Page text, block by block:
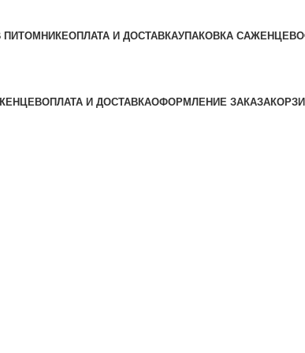
ПИТОМНИКЕОПЛАТА И ДОСТАВКАУПАКОВКА САЖЕНЦЕВ
ОПЛАТА И ДОСТАВКАОФОРМЛЕНИЕ ЗАКАЗА